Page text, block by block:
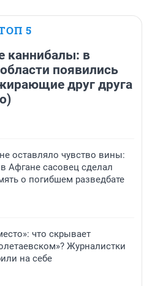
5
каннибалы: в
появились
друг друга
оставляло чувство вины:
Афгане сасовец сделал
о погибшем разведбате
что скрывает
Журналистки
на себе